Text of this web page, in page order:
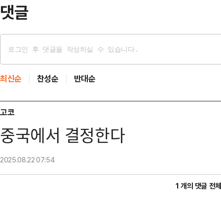
댓글
최신순 찬성순 반대순
고코
중국에서 결정한다
2025.08.2207:54
1 개의 댓글 전